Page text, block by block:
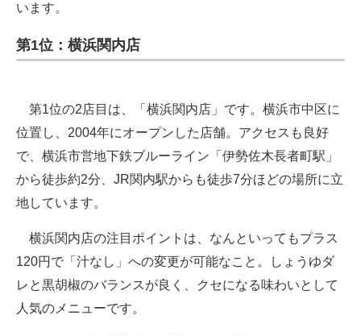
います。
第1位：横浜関内店
第1位の2店目は、「横浜関内店」です。横浜市中区に
位置し、2004年にオープンした店舗。アクセスも良好
で、横浜市営地下鉄ブルーライン「伊勢佐木長者町駅」
から徒歩約2分、JR関内駅からも徒歩7分ほどの場所に立
地しています。
横浜関内店の注目ポイントは、なんといってもプラス
120円で「汁なし」への変更が可能なこと。しょうゆダ
レと黒胡椒のバランスが良く、クセになる味わいとして
人気のメニューです。